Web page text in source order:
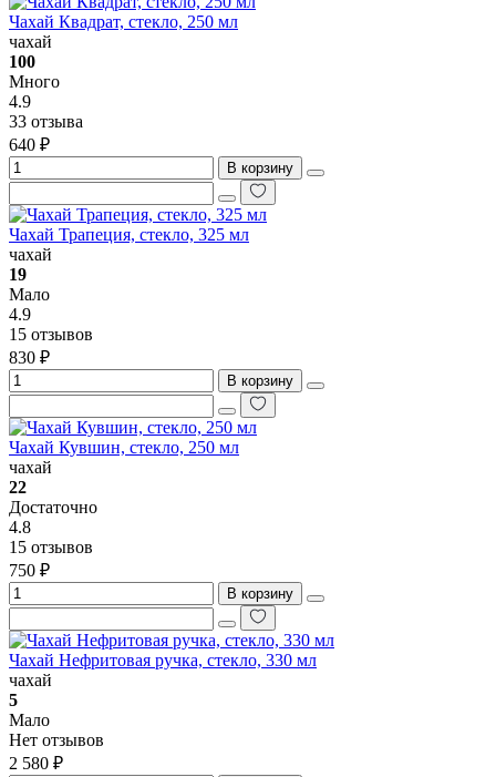
Чахай Квадрат, стекло, 250 мл
чахай
100
Много
4.9
33 отзыва
640 ₽
В корзину
Чахай Трапеция, стекло, 325 мл
чахай
19
Мало
4.9
15 отзывов
830 ₽
В корзину
Чахай Кувшин, стекло, 250 мл
чахай
22
Достаточно
4.8
15 отзывов
750 ₽
В корзину
Чахай Нефритовая ручка, стекло, 330 мл
чахай
5
Мало
Нет отзывов
2 580 ₽